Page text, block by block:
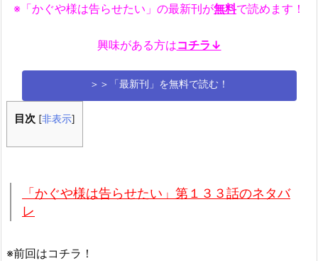
※「かぐや様は告らせたい」の最新刊が無料で読めます！
興味がある方はコチラ↓
＞＞「最新刊」を無料で読む！
目次 [非表示]
「かぐや様は告らせたい」第１３３話のネタバ
レ
※前回はコチラ！